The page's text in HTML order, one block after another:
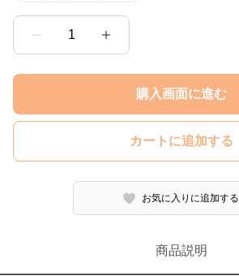
1
購入画面に進む
カートに追加する
お気に入りに追加する
商品説明